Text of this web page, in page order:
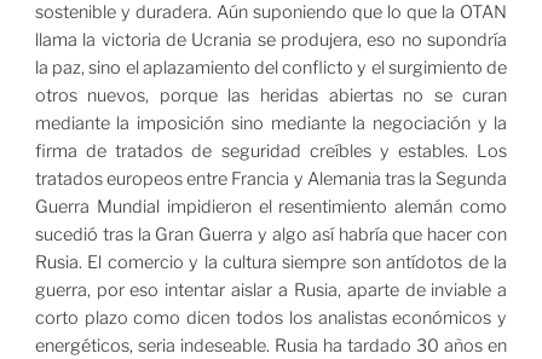
sostenible y duradera. Aún suponiendo que lo que la OTAN
llama la victoria de Ucrania se produjera, eso no supondría
la paz, sino el aplazamiento del conflicto y el surgimiento de
otros nuevos, porque las heridas abiertas no se curan
mediante la imposición sino mediante la negociación y la
firma de tratados de seguridad creíbles y estables. Los
tratados europeos entre Francia y Alemania tras la Segunda
Guerra Mundial impidieron el resentimiento alemán como
sucedió tras la Gran Guerra y algo así habría que hacer con
Rusia. El comercio y la cultura siempre son antídotos de la
guerra, por eso intentar aislar a Rusia, aparte de inviable a
corto plazo como dicen todos los analistas económicos y
energéticos, seria indeseable. Rusia ha tardado 30 años en